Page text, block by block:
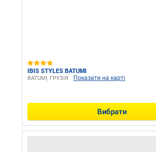
IBIS STYLES BATUMI
BATUMI, ГРУЗІЯ Показати на карті
Вибрати